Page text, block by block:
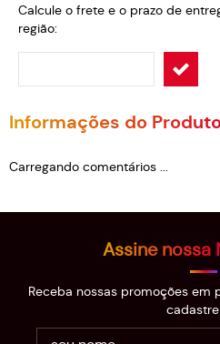
Calcule o frete e o prazo de
região:
Informações do Produto
Carregando comentários ...
Assine nossa
Receba nossas promoções em